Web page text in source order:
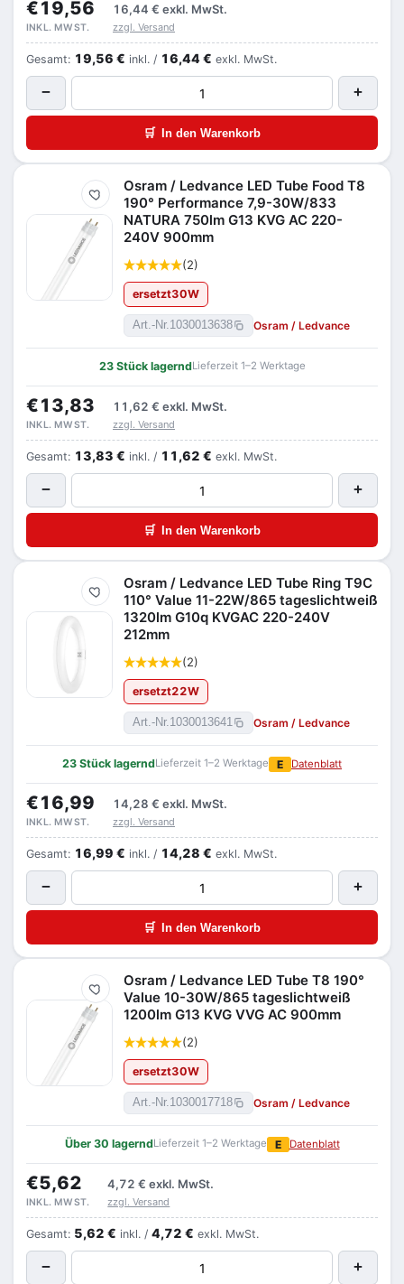
€19,56 16,44 € exkl. MwSt.
INKL. MWST. zzgl. Versand
Gesamt: 19,56 € inkl. / 16,44 € exkl. MwSt.
− +
🛒 In den Warenkorb
Merken
Osram / Ledvance LED Tube Food T8
190° Performance 7,9-30W/833
NATURA 750lm G13 KVG AC 220-
240V 900mm
(2)
ersetzt30W
Art.-Nr.1030013638 Osram / Ledvance
23 Stück lagerndLieferzeit 1–2 Werktage
€13,83 11,62 € exkl. MwSt.
INKL. MWST. zzgl. Versand
Gesamt: 13,83 € inkl. / 11,62 € exkl. MwSt.
− +
🛒 In den Warenkorb
Merken
Osram / Ledvance LED Tube Ring T9C
110° Value 11-22W/865 tageslichtweiß
1320lm G10q KVGAC 220-240V
212mm
(2)
ersetzt22W
Art.-Nr.1030013641 Osram / Ledvance
23 Stück lagerndLieferzeit 1–2 Werktage E Datenblatt
€16,99 14,28 € exkl. MwSt.
INKL. MWST. zzgl. Versand
Gesamt: 16,99 € inkl. / 14,28 € exkl. MwSt.
− +
🛒 In den Warenkorb
Merken
Osram / Ledvance LED Tube T8 190°
Value 10-30W/865 tageslichtweiß
1200lm G13 KVG VVG AC 900mm
(2)
ersetzt30W
Art.-Nr.1030017718 Osram / Ledvance
Über 30 lagerndLieferzeit 1–2 Werktage E Datenblatt
€5,62 4,72 € exkl. MwSt.
INKL. MWST. zzgl. Versand
Gesamt: 5,62 € inkl. / 4,72 € exkl. MwSt.
− +